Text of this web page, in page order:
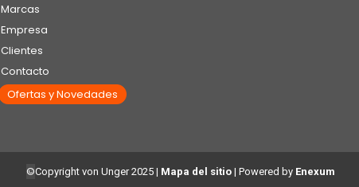
Marcas
Empresa
Clientes
Contacto
Ofertas y Novedades
©Copyright von Unger 2025 | Mapa del sitio | Powered by Enexum